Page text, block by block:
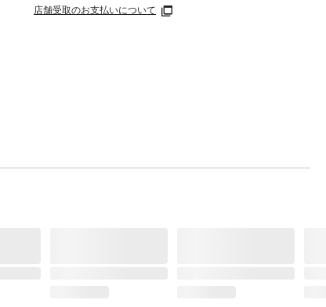
店舗受取のお支払いについて